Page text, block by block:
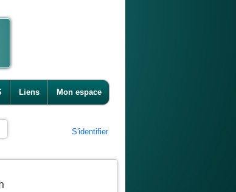
Liens Mon espace
S'identifier